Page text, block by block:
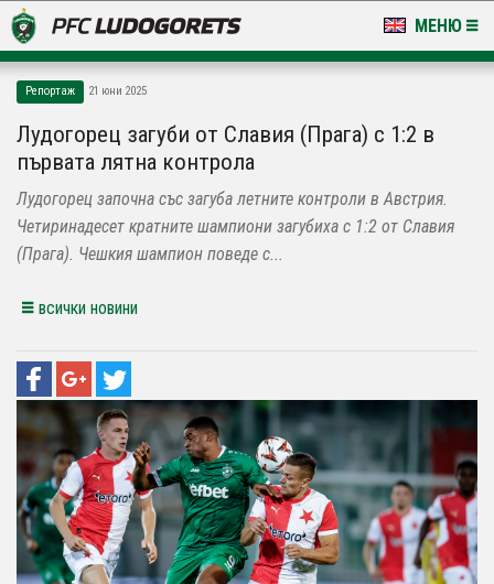
МЕНЮ
LUDOGORETS TV
НА ТЕРЕНА
СТАДИОН & БАЗИ
Репортаж 21 юни 2025
Лудогорец загуби от Славия (Прага) с 1:2 в
първата лятна контрола
Лудогорец започна със загуба летните контроли в Австрия.
Четиринадесет кратните шампиони загубиха с 1:2 от Славия
(Прага). Чешкия шампион поведе с...
всички новини